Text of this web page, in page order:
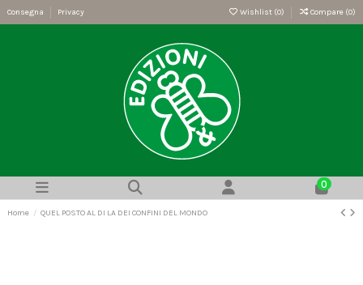
Consegna Privacy Wishlist (0) Compare (0)
0
Home QUEL POSTO AL DI LA DEI CONFINI DEL MONDO